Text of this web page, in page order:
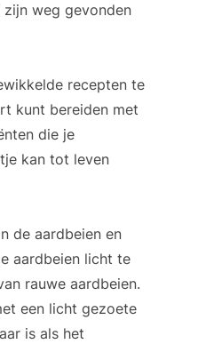
weg gevonden
recepten te
kunt bereiden met
die je
kan tot leven
de aardbeien en
aardbeien licht te
rauwe aardbeien.
een licht gezoete
is als het